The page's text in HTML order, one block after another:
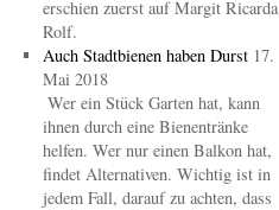
erschien zuerst auf Margit Ricarda
Rolf.
Auch Stadtbienen haben Durst 17.
Mai 2018
Wer ein Stück Garten hat, kann
ihnen durch eine Bienentränke
helfen. Wer nur einen Balkon hat,
findet Alternativen. Wichtig ist in
jedem Fall, darauf zu achten, dass